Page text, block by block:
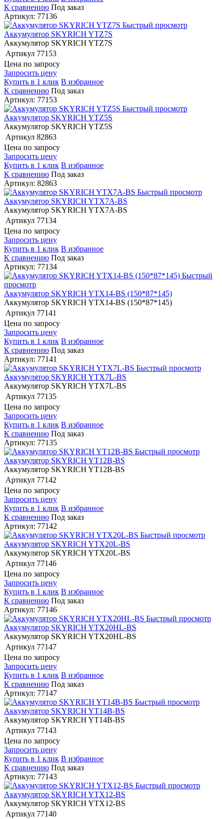
К сравнению Под заказ
Артикул: 77136
Быстрый просмотр
Аккумулятор SKYRICH YTZ7S
Аккумулятор SKYRICH YTZ7S
Артикул 77153
Цена по запросу
Запросить цену
Купить в 1 клик В избранное
К сравнению Под заказ
Артикул: 77153
Быстрый просмотр
Аккумулятор SKYRICH YTZ5S
Аккумулятор SKYRICH YTZ5S
Артикул 82863
Цена по запросу
Запросить цену
Купить в 1 клик В избранное
К сравнению Под заказ
Артикул: 82863
Быстрый просмотр
Аккумулятор SKYRICH YTX7A-BS
Аккумулятор SKYRICH YTX7A-BS
Артикул 77134
Цена по запросу
Запросить цену
Купить в 1 клик В избранное
К сравнению Под заказ
Артикул: 77134
Быстрый
просмотр
Аккумулятор SKYRICH YTX14-BS (150*87*145)
Аккумулятор SKYRICH YTX14-BS (150*87*145)
Артикул 77141
Цена по запросу
Запросить цену
Купить в 1 клик В избранное
К сравнению Под заказ
Артикул: 77141
Быстрый просмотр
Аккумулятор SKYRICH YTX7L-BS
Аккумулятор SKYRICH YTX7L-BS
Артикул 77135
Цена по запросу
Запросить цену
Купить в 1 клик В избранное
К сравнению Под заказ
Артикул: 77135
Быстрый просмотр
Аккумулятор SKYRICH YT12B-BS
Аккумулятор SKYRICH YT12B-BS
Артикул 77142
Цена по запросу
Запросить цену
Купить в 1 клик В избранное
К сравнению Под заказ
Артикул: 77142
Быстрый просмотр
Аккумулятор SKYRICH YTX20L-BS
Аккумулятор SKYRICH YTX20L-BS
Артикул 77146
Цена по запросу
Запросить цену
Купить в 1 клик В избранное
К сравнению Под заказ
Артикул: 77146
Быстрый просмотр
Аккумулятор SKYRICH YTX20HL-BS
Аккумулятор SKYRICH YTX20HL-BS
Артикул 77147
Цена по запросу
Запросить цену
Купить в 1 клик В избранное
К сравнению Под заказ
Артикул: 77147
Быстрый просмотр
Аккумулятор SKYRICH YT14B-BS
Аккумулятор SKYRICH YT14B-BS
Артикул 77143
Цена по запросу
Запросить цену
Купить в 1 клик В избранное
К сравнению Под заказ
Артикул: 77143
Быстрый просмотр
Аккумулятор SKYRICH YTX12-BS
Аккумулятор SKYRICH YTX12-BS
Артикул 77140